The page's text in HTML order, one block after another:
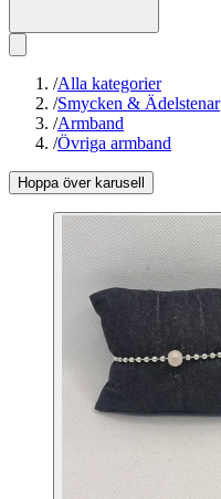
/Alla kategorier
/Smycken & Ädelstenar
/Armband
/Övriga armband
Hoppa över karusell